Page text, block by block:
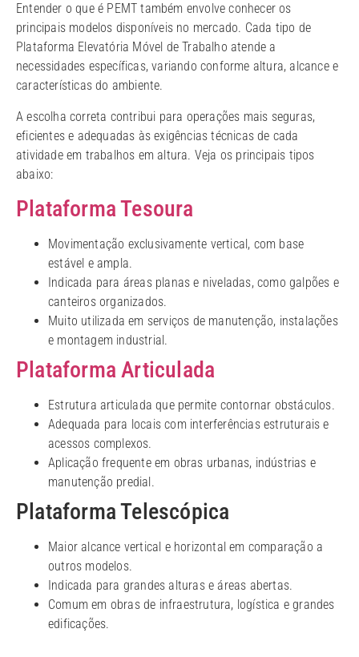
Entender o que é PEMT também envolve conhecer os
principais modelos disponíveis no mercado. Cada tipo de
Plataforma Elevatória Móvel de Trabalho atende a
necessidades específicas, variando conforme altura, alcance e
características do ambiente.
A escolha correta contribui para operações mais seguras,
eficientes e adequadas às exigências técnicas de cada
atividade em trabalhos em altura. Veja os principais tipos
abaixo:
Plataforma Tesoura
Movimentação exclusivamente vertical, com base
estável e ampla.
Indicada para áreas planas e niveladas, como galpões e
canteiros organizados.
Muito utilizada em serviços de manutenção, instalações
e montagem industrial.
Plataforma Articulada
Estrutura articulada que permite contornar obstáculos.
Adequada para locais com interferências estruturais e
acessos complexos.
Aplicação frequente em obras urbanas, indústrias e
manutenção predial.
Plataforma Telescópica
Maior alcance vertical e horizontal em comparação a
outros modelos.
Indicada para grandes alturas e áreas abertas.
Comum em obras de infraestrutura, logística e grandes
edificações.